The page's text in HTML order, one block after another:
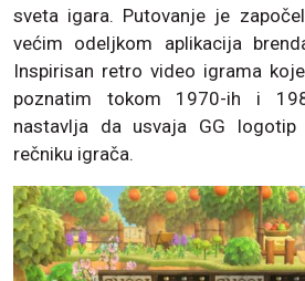
sveta igara. Putovanje je
većim odeljkom aplikacija
Inspirisan retro video igrama
poznatim tokom 1970-ih i
nastavlja da usvaja GG logotip
rečniku igrača.